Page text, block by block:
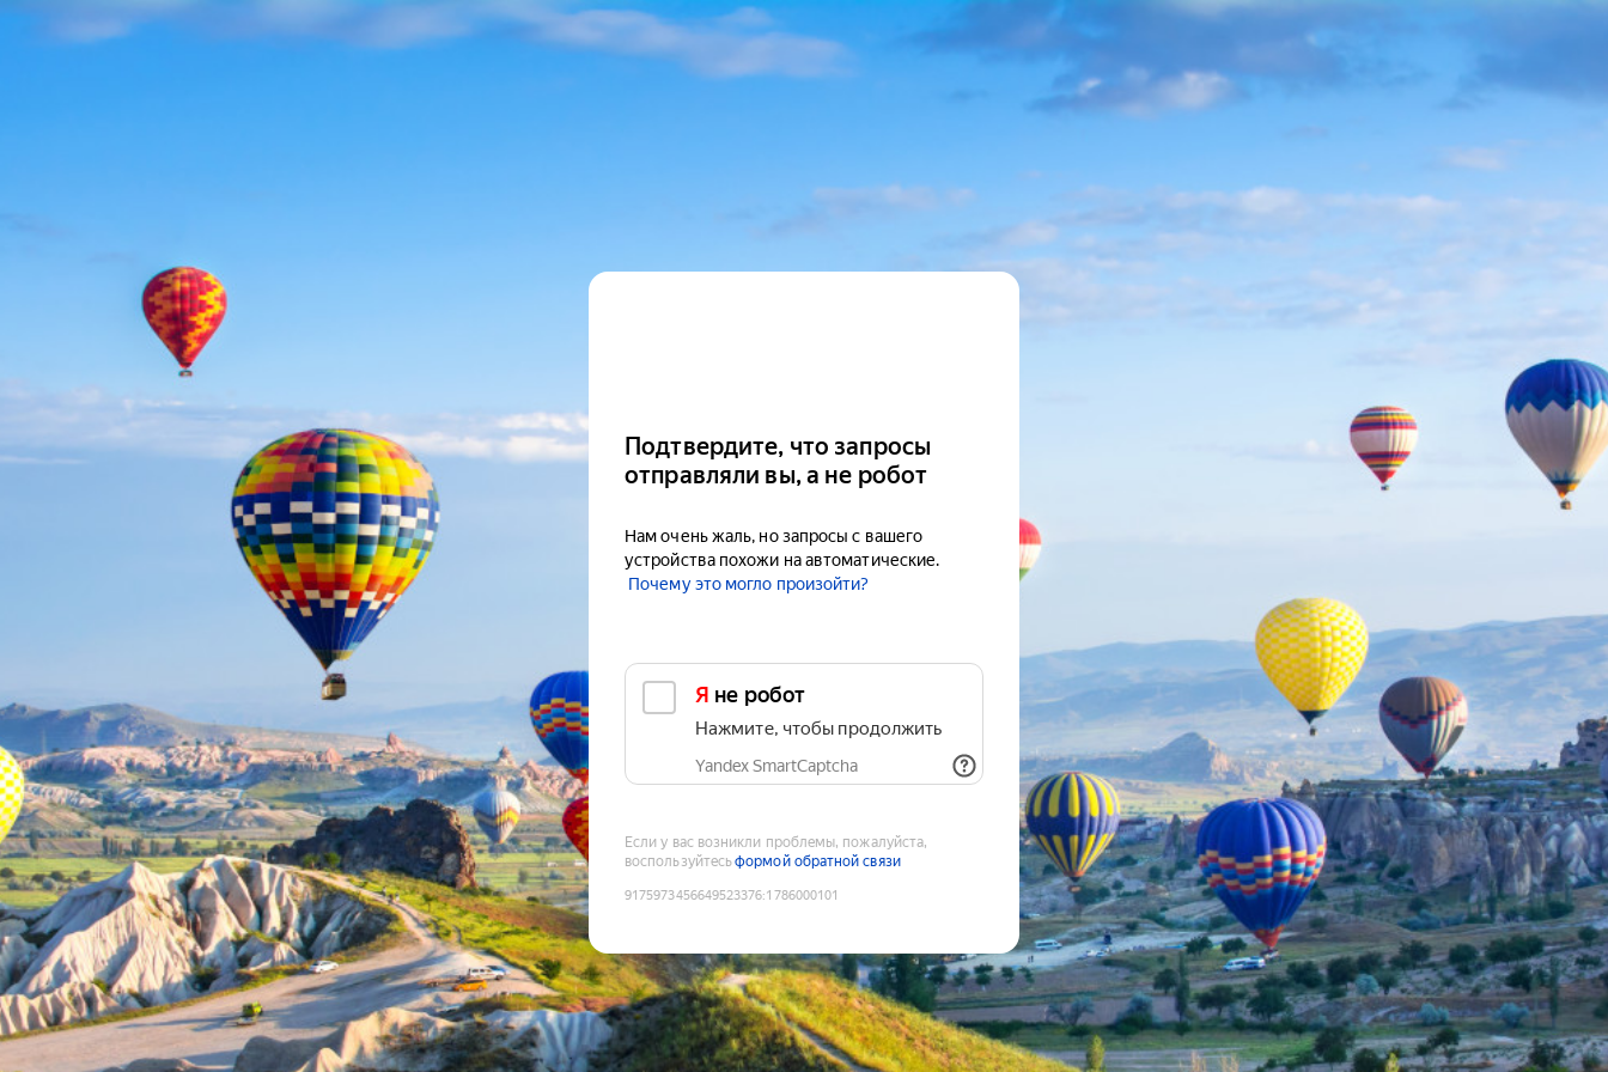
Подтвердите, что запросы
отправляли вы, а не робот
Нам очень жаль, но запросы с вашего
устройства похожи на автоматические.
Почему это могло произойти?
Я не робот
Нажмите, чтобы продолжить
Yandex SmartCaptcha
Если у вас возникли проблемы, пожалуйста,
воспользуйтесьформой обратной связи
9175973456649523376:1786000101